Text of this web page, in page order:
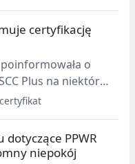
opakowań. To
spotykają się
są najnowsze
tegorocznych
mogło więc
Plast Box.
certyfikację
poinformowała o
Plus na niektóre
do tworzyw
Kaisten w Szwajcarii
(Alabama) w
certyfikat
dotyczące PPWR
niepokój